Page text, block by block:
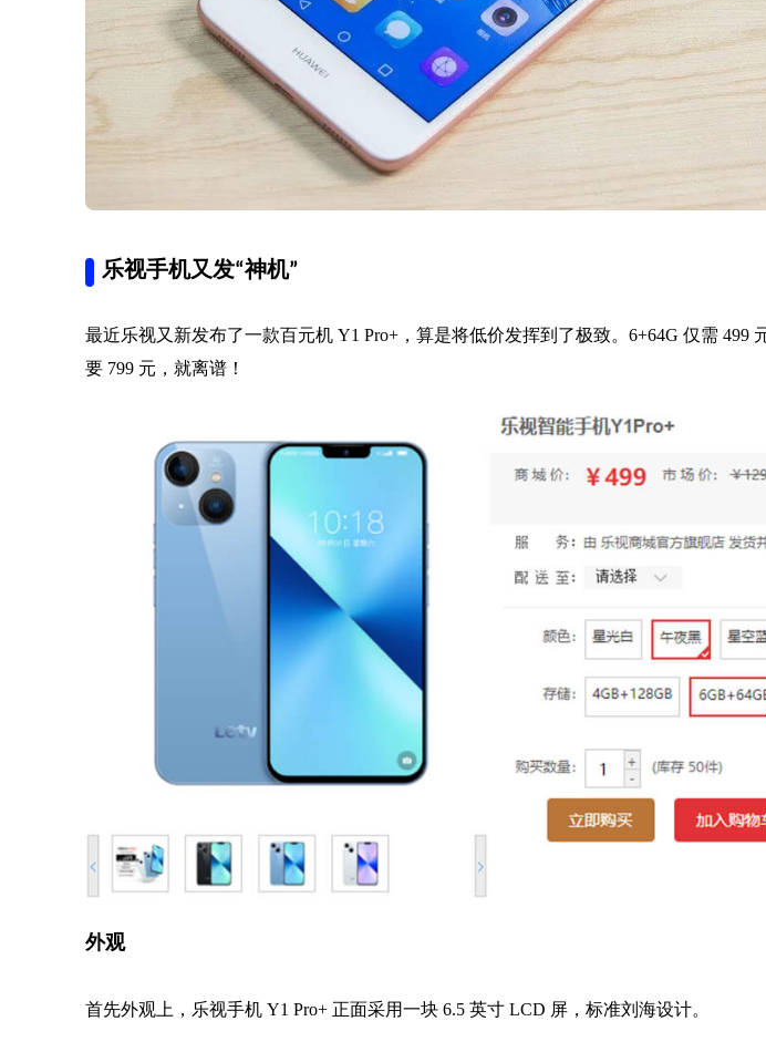
乐视手机又发“神机”
最近乐视又新发布了一款百元机 Y1 Pro+，算是将低价发挥到了极致。6+64G 仅需 499
要 799 元，就离谱！
外观
首先外观上，乐视手机 Y1 Pro+ 正面采用一块 6.5 英寸 LCD 屏，标准刘海设计。